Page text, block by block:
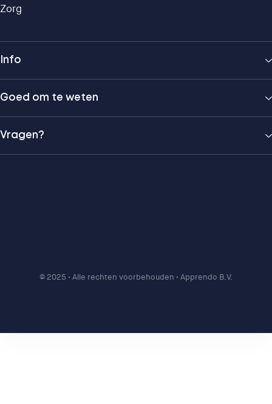
Zorg
Info
Goed om te weten
Vragen?
© 2025 • Alle rechten voorbehouden • Apprendo B.V.